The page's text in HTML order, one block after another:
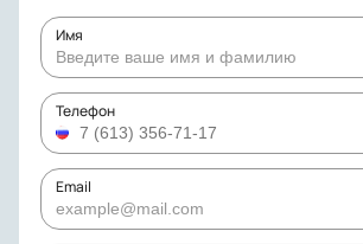
Имя
Телефон
Email